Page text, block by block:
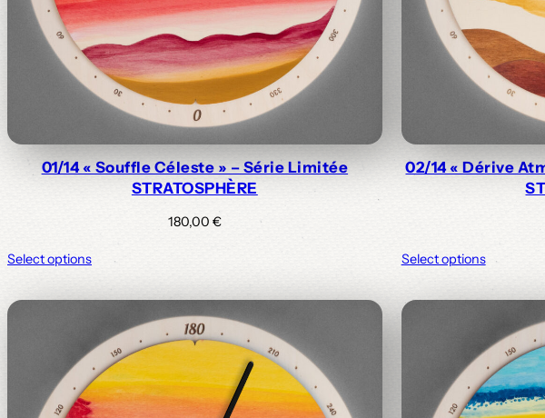
01/14 « Souffle Céleste » – Série Limitée
STRATOSPHÈRE
180,00 €
Select options
02/14 « Dérive
Select options